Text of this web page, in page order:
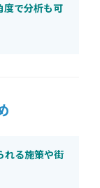
度で分析も可
れる施策や街